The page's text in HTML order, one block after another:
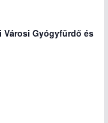
Városi Gyógyfürdő és